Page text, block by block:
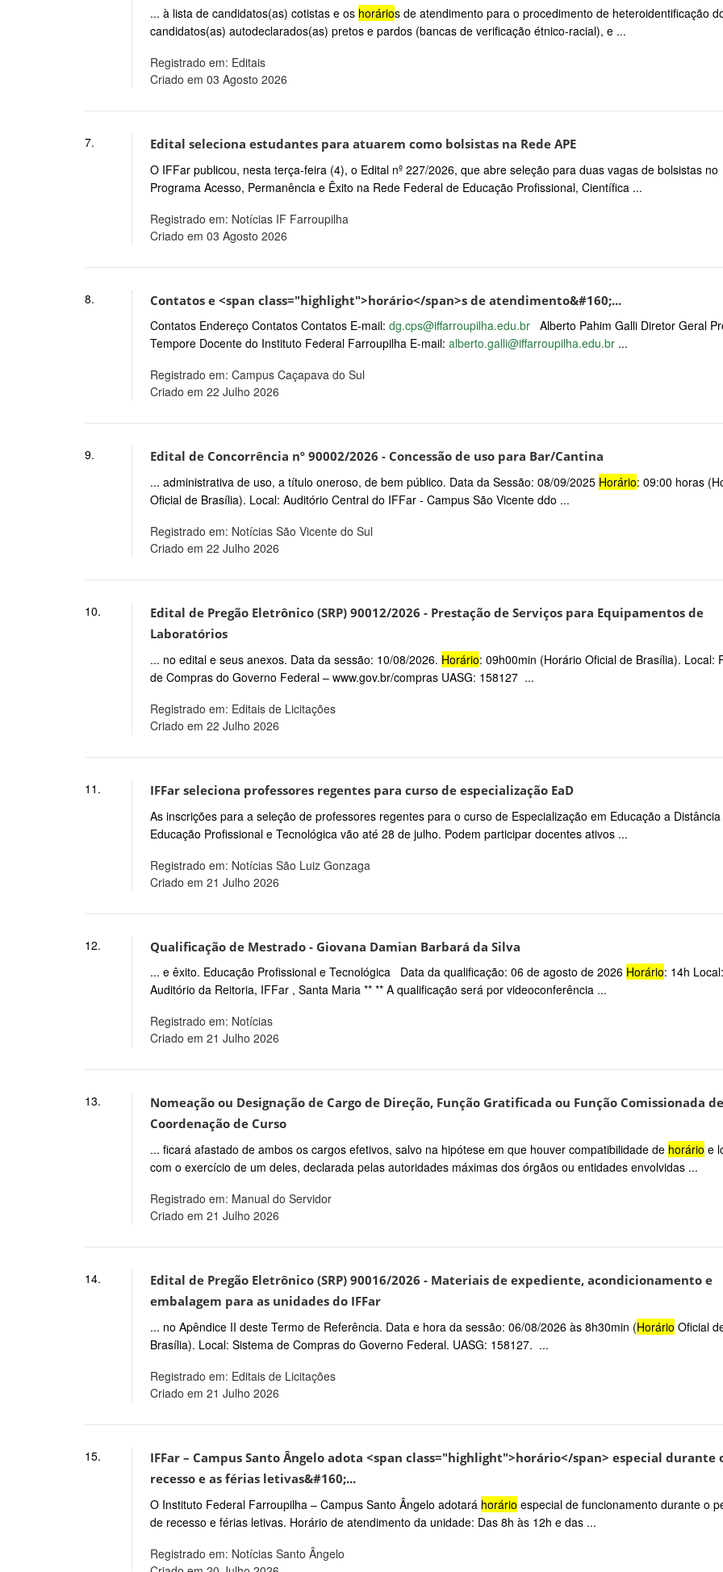
... à lista de candidatos(as) cotistas e os horários de atendimento para o procedimento de heteroidentificação
candidatos(as) autodeclarados(as) pretos e pardos (bancas de verificação étnico-racial), e ...
Registrado em: Editais
Criado em 03 Agosto 2026
Edital seleciona estudantes para atuarem como bolsistas na Rede APE
O IFFar publicou, nesta terça-feira (4), o Edital nº 227/2026, que abre seleção para duas vagas de bolsistas no
Programa Acesso, Permanência e Êxito na Rede Federal de Educação Profissional, Científica ...
Registrado em: Notícias IF Farroupilha
Criado em 03 Agosto 2026
7.
Contatos e <span class="highlight">horário</span>s de atendimento&#160;...
Contatos Endereço Contatos Contatos E-mail: dg.cps@iffarroupilha.edu.brAlberto Pahim Galli Diretor Geral
Tempore Docente do Instituto Federal Farroupilha E-mail: alberto.galli@iffarroupilha.edu.br...
Registrado em: Campus Caçapava do Sul
Criado em 22 Julho 2026
8.
Edital de Concorrência nº 90002/2026 - Concessão de uso para Bar/Cantina
... administrativa de uso, a título oneroso, de bem público. Data da Sessão: 08/09/2025 Horário: 09:00 horas
Oficial de Brasília). Local: Auditório Central do IFFar - Campus São Vicente ddo ...
Registrado em: Notícias São Vicente do Sul
Criado em 22 Julho 2026
9.
Edital de Pregão Eletrônico (SRP) 90012/2026 - Prestação de Serviços para Equipamentos de
Laboratórios
... no edital e seus anexos. Data da sessão: 10/08/2026. Horário: 09h00min (Horário Oficial de Brasília). Local:
de Compras do Governo Federal – www.gov.br/compras UASG: 158127 ...
Registrado em: Editais de Licitações
Criado em 22 Julho 2026
10.
IFFar seleciona professores regentes para curso de especialização EaD
As inscrições para a seleção de professores regentes para o curso de Especialização em Educação a
Educação Profissional e Tecnológica vão até 28 de julho. Podem participar docentes ativos ...
Registrado em: Notícias São Luiz Gonzaga
Criado em 21 Julho 2026
11.
Qualificação de Mestrado - Giovana Damian Barbará da Silva
... e êxito. Educação Profissional e Tecnológica Data da qualificação: 06 de agosto de 2026 Horário: 14h Local:
Auditório da Reitoria, IFFar , Santa Maria ** ** A qualificação será por videoconferência ...
Registrado em: Notícias
Criado em 21 Julho 2026
12.
Nomeação ou Designação de Cargo de Direção, Função Gratificada ou Função Comissionada de
Coordenação de Curso
... ficará afastado de ambos os cargos efetivos, salvo na hipótese em que houver compatibilidade de horário e
com o exercício de um deles, declarada pelas autoridades máximas dos órgãos ou entidades envolvidas ...
Registrado em: Manual do Servidor
Criado em 21 Julho 2026
13.
Edital de Pregão Eletrônico (SRP) 90016/2026 - Materiais de expediente, acondicionamento e
embalagem para as unidades do IFFar
... no Apêndice II deste Termo de Referência. Data e hora da sessão: 06/08/2026 às 8h30min (Horário Oficial
Brasília). Local: Sistema de Compras do Governo Federal. UASG: 158127. ...
Registrado em: Editais de Licitações
Criado em 21 Julho 2026
14.
IFFar – Campus Santo Ângelo adota <span class="highlight">horário</span> especial durante
recesso e as férias letivas&#160;...
O Instituto Federal Farroupilha – Campus Santo Ângelo adotará horário especial de funcionamento durante o
de recesso e férias letivas. Horário de atendimento da unidade: Das 8h às 12h e das ...
Registrado em: Notícias Santo Ângelo
15.